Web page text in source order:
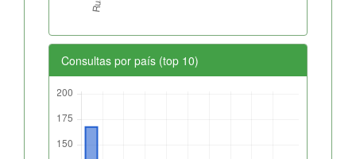
Consultas por país (top 10)